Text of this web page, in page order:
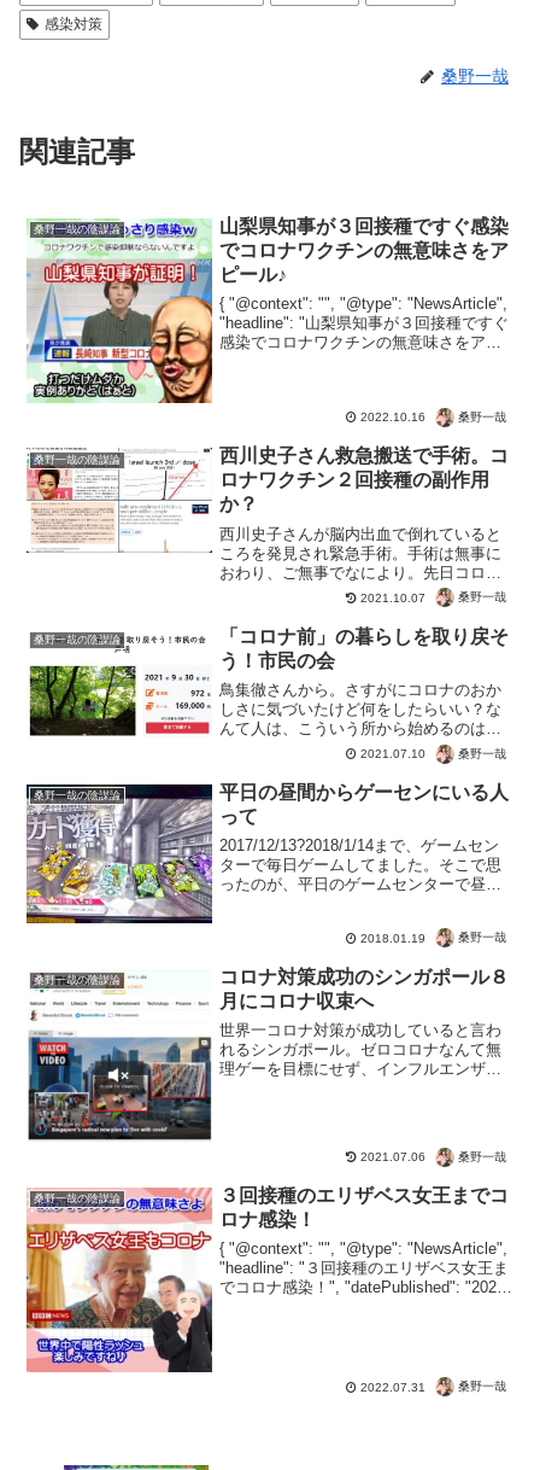
感染対策
桑野一哉
関連記事
桑野一哉の陰謀論
山梨県知事が３回接種ですぐ感染
でコロナワクチンの無意味さをア
ピール♪
{ "@context": "", "@type": "NewsArticle",
"headline": "山梨県知事が３回接種ですぐ
感染でコロナワクチンの無意味さをアピ
2022.10.16 桑野一哉
桑野一哉の陰謀論
西川史子さん救急搬送で手術。コ
ロナワクチン２回接種の副作用
か？
西川史子さんが脳内出血で倒れていると
ころを発見され緊急手術。手術は無事に
おわり、ご無事でなにより。先日コロナ
ワクチンの２回目接種の報告をしたばか
りなだけに、関係性は否定できそうにな
いですね。50才で普通に病院へ勤務予定
と言うことは極めて健康...
2021.10.07 桑野一哉
桑野一哉の陰謀論
「コロナ前」の暮らしを取り戻そ
う！市民の会
鳥集徹さんから。さすがにコロナのおか
しさに気づいたけど何をしたらいい？な
んて人は、こういう所から始めるのはい
かがでしょう。黙っていれば計画通りに
勧められるだけ。西村大臣の飲食店潰し
プランも、国民が興味をもたずNO！を言
わなければ実施されてい...
2021.07.10 桑野一哉
桑野一哉の陰謀論
平日の昼間からゲーセンにいる人
って
2017/12/13?2018/1/14まで、ゲームセン
ターで毎日ゲームしてました。そこで思
ったのが、平日のゲームセンターで昼間
んでるようなのとかはわかる。そうじゃ
2018.01.19 桑野一哉
桑野一哉の陰謀論
コロナ対策成功のシンガポール８
月にコロナ収束へ
世界一コロナ対策が成功していると言わ
れるシンガポール。ゼロコロナなんて無
理ゲーを目標にせず、インフルエンザと
2021.07.06 桑野一哉
桑野一哉の陰謀論
３回接種のエリザベス女王までコ
ロナ感染！
{ "@context": "", "@type": "NewsArticle",
"headline": "３回接種のエリザベス女王ま
でコロナ感染！", "datePublished": "2022-
2022.07.31 桑野一哉